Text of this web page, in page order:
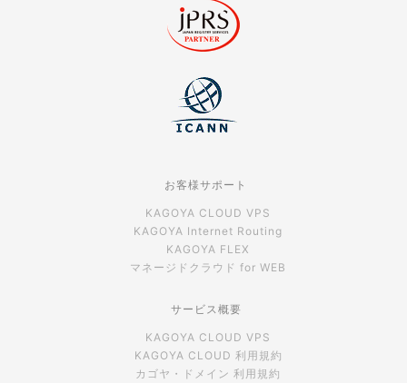
お客様サポート
KAGOYA CLOUD VPS
KAGOYA Internet Routing
KAGOYA FLEX
マネージドクラウド for WEB
サービス概要
KAGOYA CLOUD VPS
KAGOYA CLOUD 利用規約
カゴヤ・ドメイン 利用規約